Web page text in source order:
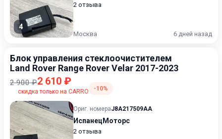
4
2 отзыва
Москва 6 дней назад
Блок управления стеклоочистителем
Land Rover Range Rover Velar 2017-2023
2 900 ₽2 610 ₽
скидка только на CARRO -10%
Ориг. номераJ8A217509AA
ИспанецМоторс
2 отзыва